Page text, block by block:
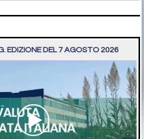
EDIZIONE DEL 7 AGOSTO 2026